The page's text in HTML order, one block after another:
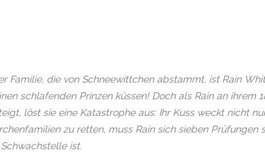
Familie, die von Schneewittchen abstammt, ist Rain
schlafenden Prinzen küssen! Doch als Rain an
löst sie eine Katastrophe aus: Ihr Kuss weckt nicht
zu retten, muss Rain sich sieben
ist.